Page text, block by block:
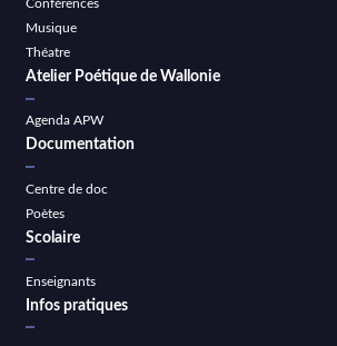
Conférences
Musique
Théatre
Atelier Poétique de Wallonie
Agenda APW
Documentation
Centre de doc
Poètes
Scolaire
Enseignants
Infos pratiques